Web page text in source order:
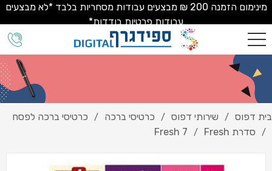
מינימום הזמנה 200 ₪ מבצעים עבודות מסחריות בלבד *לא מבצעים
עבודות פרטיות בודדות*
בית דפוס / שירותי דפוס / כרטיסי ברכה / כרטיסי ברכה לפסח
/ סדרת Fresh /
Fresh 7